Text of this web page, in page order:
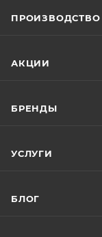
АКЦИИ
БРЕНДЫ
УСЛУГИ
БЛОГ